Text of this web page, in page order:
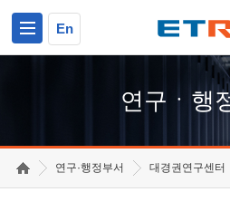
En
연구ㆍ행
연구·행정부서 대경권연구센터